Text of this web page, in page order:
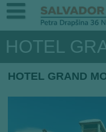
HOTEL
HOTEL GRAND